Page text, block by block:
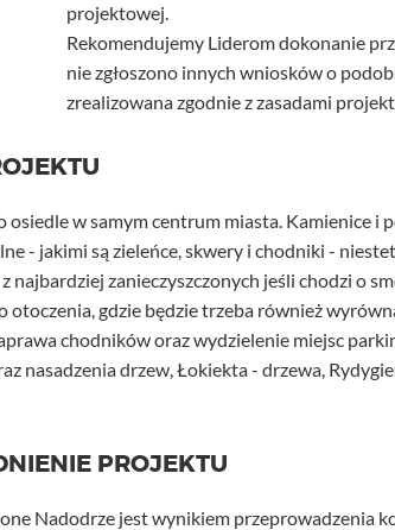
projektowej.
Rekomendujemy Liderom dokonanie
nie zgłoszono innych wniosków o
zrealizowana zgodnie z zasadami
osiedle w samym centrum miasta. Kamienice
- jakimi są zieleńce, skwery i chodniki -
najbardziej zanieczyszczonych jeśli chodzi o
otoczenia, gdzie będzie trzeba również
chodników oraz wydzielenie miejsc
nasadzenia drzew, Łokiekta - drzewa,
PROJEKTU
Nadodrze jest wynikiem przeprowadzenia